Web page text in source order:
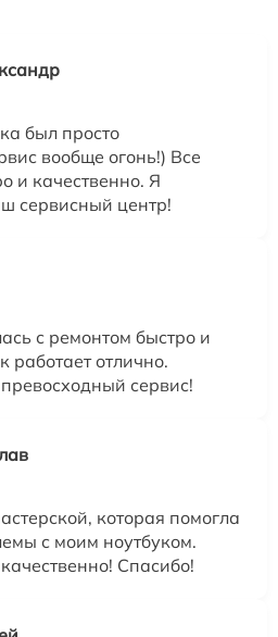
был просто
вообще огонь!) Все
и качественно. Я
сервисный центр!
с ремонтом быстро и
работает отлично.
сервис!
которая помогла
с моим ноутбуком.
Спасибо!